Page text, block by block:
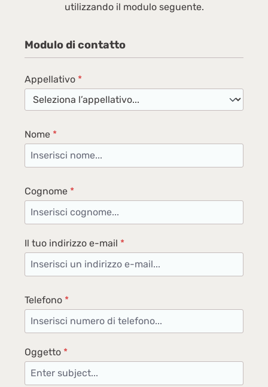
utilizzando il modulo seguente.
Modulo di contatto
Appellativo *
Nome *
Cognome *
Il tuo indirizzo e-mail *
Telefono *
Oggetto *